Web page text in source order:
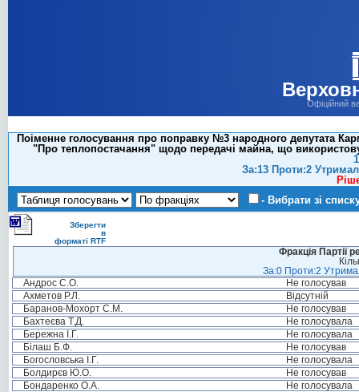
Офіційний
Поіменне голосування про поправку №3 народного депутата
"Про теплопостачання" щодо передачі майна, що
За:13 Проти:2
- Вибрати зі
Зберегти
в
форматі RTF
Фракція Партії
За:0 Проти:2
Андрос С.О.
Не голосував
Ахметов Р.Л.
Відсутній
Баранов-Мохорт С.М.
Не голосував
Бахтеєва Т.Д.
Не голосувала
Бережна І.Г.
Не голосувала
Білаш Б.Ф.
Не голосував
Богословська І.Г.
Не голосувала
Болдирєв Ю.О.
Не голосував
Бондаренко О.А.
Не голосувала